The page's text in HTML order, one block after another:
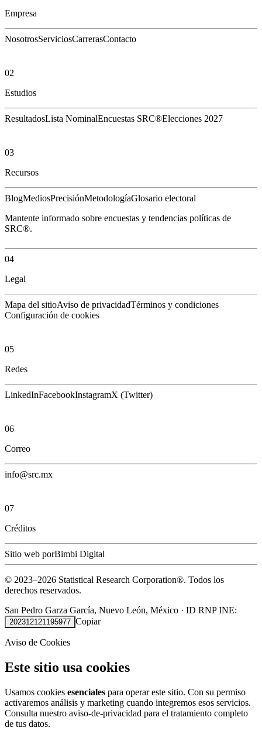
Empresa
NosotrosServiciosCarrerasContacto
02
Estudios
ResultadosLista NominalEncuestas SRC®Elecciones 2027
03
Recursos
BlogMediosPrecisiónMetodologíaGlosario electoral
Mantente informado sobre encuestas y tendencias políticas de
SRC®.
04
Legal
Mapa del sitioAviso de privacidadTérminos y condiciones
Configuración de cookies
05
Redes
LinkedInFacebookInstagramX (Twitter)
06
Correo
info@src.mx
07
Créditos
Sitio web porBimbi Digital
© 2023–2026 Statistical Research Corporation®. Todos los
derechos reservados.
San Pedro Garza García, Nuevo León, México · ID RNP INE:
202312121195977 Copiar
Aviso de Cookies
Este sitio usa cookies
Usamos cookies esenciales para operar este sitio. Con su permiso
activaremos análisis y marketing cuando integremos esos servicios.
Consulta nuestro aviso-de-privacidad para el tratamiento completo
de tus datos.